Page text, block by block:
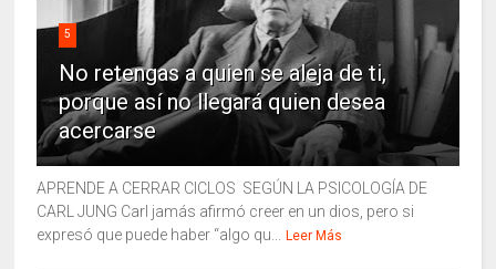
5
No retengas a quien se aleja de ti,
porque así no llegará quien desea
acercarse
APRENDE A CERRAR CICLOS SEGÚN LA PSICOLOGÍA DE
CARL JUNG Carl jamás afirmó creer en un dios, pero si
expresó que puede haber “algo qu...
Leer Más